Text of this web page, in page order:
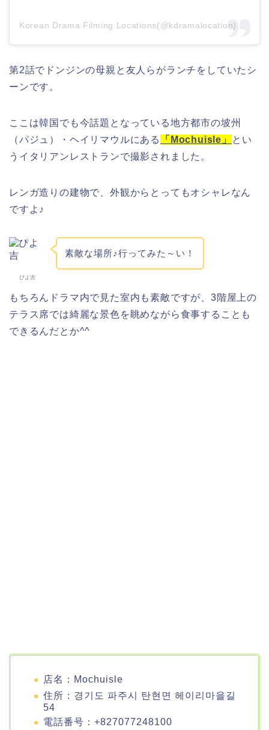
Korean Drama Filming Locations(@kdramalocation)がシェアした投稿
第2話でドンジンの母親と友人らがランチをしていたシ
ーンです。
ここは韓国でも今話題となっている地方都市の坡州
（パジュ）・ヘイリマウルにある
「Mochuisle」
とい
うイタリアンレストランで撮影されました。
レンガ造りの建物で、外観からとってもオシャレなん
ですよ♪
ぴよ吉
素敵な場所♪行ってみた～い！
もちろんドラマ内で見た室内も素敵ですが、3階屋上の
テラス席では綺麗な景色を眺めながら食事することも
できるんだとか^^
店名：Mochuisle
住所：경기도 파주시 탄현면 헤이리마을길
54
電話番号：+827077248100